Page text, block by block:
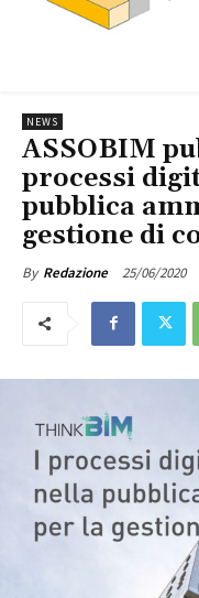
NEWS
ASSOBIM
processi
pubblica
gestione di
By Redazione 25/06/2020